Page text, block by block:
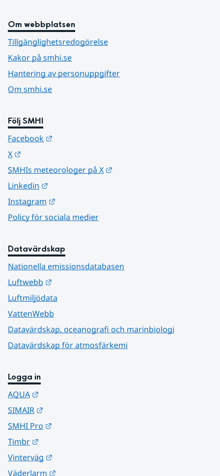
Om webbplatsen
Tillgänglighetsredogörelse
Kakor på smhi.se
Hantering av personuppgifter
Om smhi.se
Följ SMHI
Facebook
X
SMHIs meteorologer på X
Linkedin
Instagram
Policy för sociala medier
Datavärdskap
Nationella emissionsdatabasen
Luftwebb
Luftmiljödata
VattenWebb
Datavärdskap, oceanografi och marinbiologi
Datavärdskap för atmosfärkemi
Logga in
AQUA
SIMAIR
SMHI Pro
Timbr
Vinterväg
Väderlarm